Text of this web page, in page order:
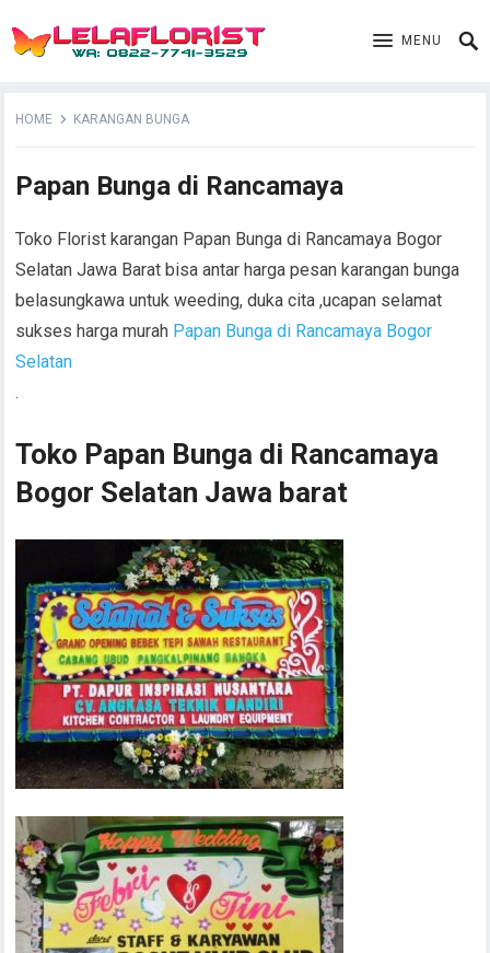
MENU
HOME KARANGAN BUNGA
Papan Bunga di Rancamaya
Toko Florist karangan Papan Bunga di Rancamaya Bogor
Selatan Jawa Barat bisa antar harga pesan karangan bunga
belasungkawa untuk weeding, duka cita ,ucapan selamat
sukses harga murah Papan Bunga di Rancamaya Bogor
Selatan
.
Toko Papan Bunga di Rancamaya
Bogor Selatan Jawa barat